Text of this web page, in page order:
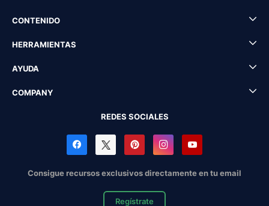
CONTENIDO
HERRAMIENTAS
AYUDA
COMPANY
REDES SOCIALES
Consigue recursos exclusivos directamente en tu email
Regístrate